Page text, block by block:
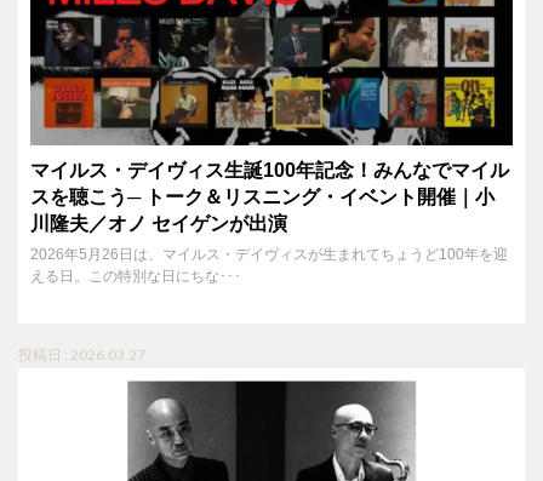
マイルス・デイヴィス生誕100年記念！みんなでマイル
スを聴こう─ トーク＆リスニング・イベント開催｜小
川隆夫／オノ セイゲンが出演
2026年5月26日は、マイルス・デイヴィスが生まれてちょうど100年を迎
える日。この特別な日にちな･･･
投稿日 : 2026.03.27